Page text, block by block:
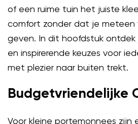
of een ruime tuin het juiste
comfort zonder dat je
geven. In dit hoofdstuk ontdek
en inspirerende keuzes voor
met plezier naar buiten trekt.
Budgetvriendelijke
Voor kleine portemonnees zijn